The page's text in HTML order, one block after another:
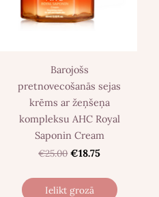
Barojošs
pretnovecošanās sejas
krēms ar žeņšeņa
kompleksu AHC Royal
Saponin Cream
€25.00 €18.75
Ielikt grozā